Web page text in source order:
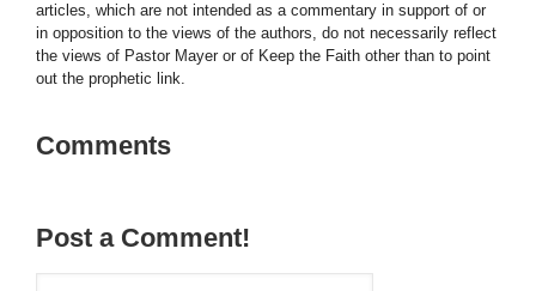
articles, which are not intended as a commentary in support of or
in opposition to the views of the authors, do not necessarily reflect
the views of Pastor Mayer or of Keep the Faith other than to point
out the prophetic link.
Comments
Post a Comment!